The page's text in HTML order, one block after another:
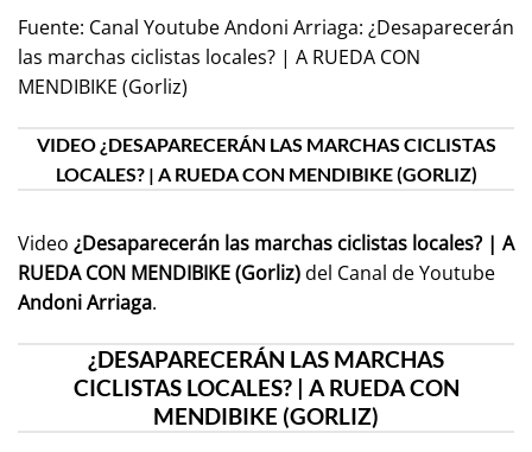
Fuente: Canal Youtube Andoni Arriaga: ¿Desaparecerán
las marchas ciclistas locales? | A RUEDA CON
MENDIBIKE (Gorliz)
VIDEO ¿DESAPARECERÁN LAS MARCHAS CICLISTAS
LOCALES? | A RUEDA CON MENDIBIKE (GORLIZ)
Video ¿Desaparecerán las marchas ciclistas locales? | A
RUEDA CON MENDIBIKE (Gorliz)del Canal de Youtube
Andoni Arriaga.
¿DESAPARECERÁN LAS MARCHAS
CICLISTAS LOCALES? | A RUEDA CON
MENDIBIKE (GORLIZ)